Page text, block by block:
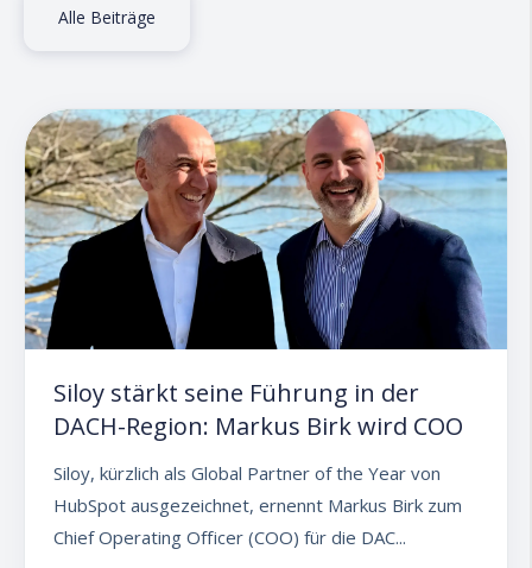
Alle Beiträge
Siloy stärkt seine Führung in der
DACH-Region: Markus Birk wird COO
Siloy, kürzlich als Global Partner of the Year von
HubSpot ausgezeichnet, ernennt Markus Birk zum
Chief Operating Officer (COO) für die DAC...